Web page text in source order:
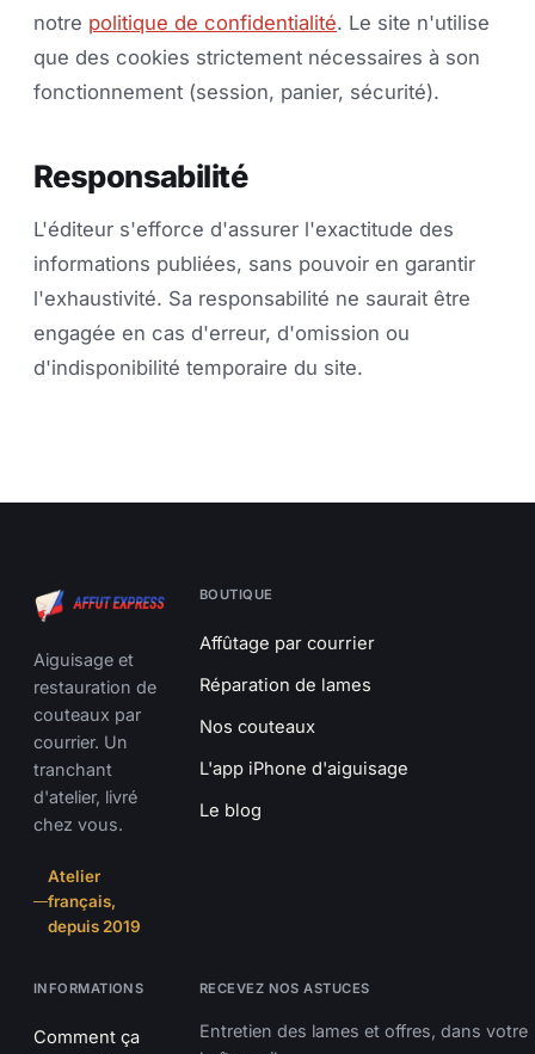
notre politique de confidentialité. Le site n'utilise
que des cookies strictement nécessaires à son
fonctionnement (session, panier, sécurité).
Responsabilité
L'éditeur s'efforce d'assurer l'exactitude des
informations publiées, sans pouvoir en garantir
l'exhaustivité. Sa responsabilité ne saurait être
engagée en cas d'erreur, d'omission ou
d'indisponibilité temporaire du site.
Aiguisage et
restauration de
couteaux par
courrier. Un
tranchant
d'atelier, livré
chez vous.
Atelier
français,
depuis 2019
BOUTIQUE
Affûtage par courrier
Réparation de lames
Nos couteaux
L'app iPhone d'aiguisage
Le blog
INFORMATIONS
Comment ça
RECEVEZ NOS ASTUCES
Entretien des lames et offres, dans votre